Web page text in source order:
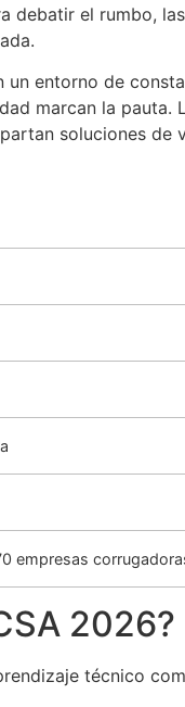
debatir el rumbo,
entorno de
marcan la pauta.
soluciones de
empresas
2026?
técnico